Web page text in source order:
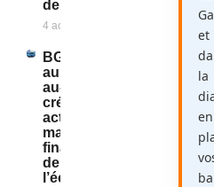
demain
4 août 2026
BGFIBank
au Gabon :
au-delà du
crédit, un
acteur
majeur du
financement
de
l’économie
et
la
en